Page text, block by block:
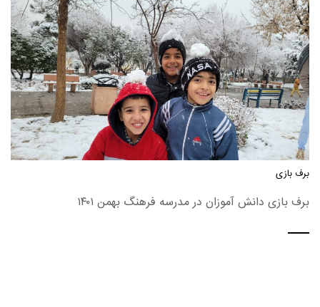
برف بازی
برف بازی دانش آموزان در مدرسه فرهنگ بهمن ۱۴۰۱